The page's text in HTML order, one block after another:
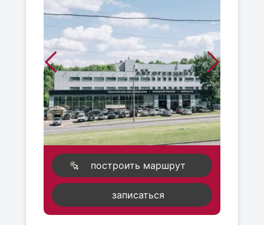
построить маршрут
записаться